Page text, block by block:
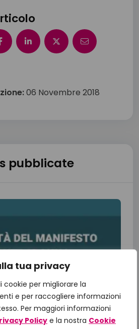
tua privacy
cookie per migliorare la
e per raccogliere informazioni
Per maggiori informazioni
Policy e la nostra Cookie
06 Novembre 2018
pubblicate